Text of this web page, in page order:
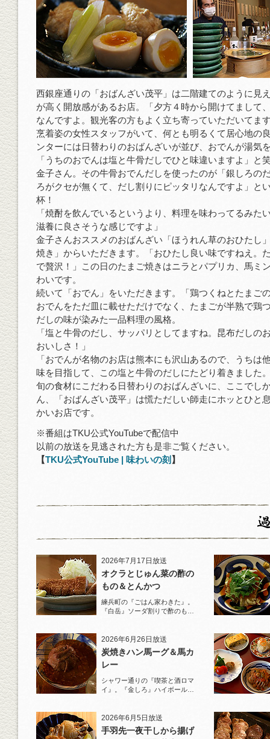
西銀座通りの「おばんざい茂平」は二階建てのように見
が高く開放感があるお店。「夕方４時から開けてまして
なんですよ。観光客の方もよく立ち寄っていただいてま
烹着姿の女性スタッフがいて、何とも明るくて居心地の
ンターには日替わりのおばんざいが並び、おでんが湯気
「うちのおでんは塩と牛骨だしでひと味違いますよ」と
金子さん。その牛骨おでんだしを使ったのが「銀しろの
ろがクセが無くて、だし割りにピッタリなんですよ」と
杯！
「焼酎を飲んでいるというより、料理を味わってるみた
滋養に良さそうな感じですよ」
金子さんおススメのおばんざい「ほうれん草のおひたし
焼き」からいただきます。「おひたし良い味ですねえ。
で贅沢！」この日のたまご焼きはニラとパプリカ、馬ミ
わいです。
続いて「おでん」をいただきます。「鶏つくねとたまご
おでんをただ皿に載せただけでなく、たまごが半熟で鶏
だしの味が染みた一品料理の風格。
「塩と牛骨のだし、サッパリとしてますね。昆布だしの
おいしさ！」
「おでんが名物のお店は熊本にも沢山あるので、うちは
味を目指して、この塩と牛骨のだしにたどり着きました
旬の食材にこだわる日替わりのおばんざいに、ここでし
ん、「おばんざい茂平」は慌ただしい師走にホッとひと
かいお店です。
※番組はTKU公式YouTubeで配信中
以前の放送を見逃された方も是非ご覧ください。
【TKU公式YouTube | 味わいの刻 】
2026年7月17日放送
オクラとじゅん菜の酢の
もの＆とんかつ
練兵町の『ごはん家わきた』。
『白岳』ソーダ割りで酢のもの
2026年6月26日放送
炭焼きハン馬ーグ＆馬カ
レー
シャワー通りの『喫茶と酒ロマ
イ』。『金しろ』ハイボールで
2026年6月5日放送
手羽先一夜干しから揚げ